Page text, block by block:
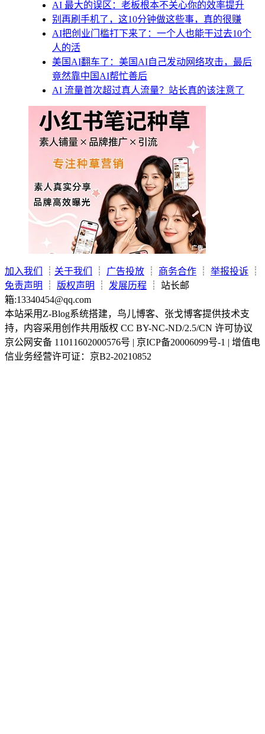
AI 最大的误区：老板根本不关心你的效率提升
别再刷手机了，这10分钟做这些事，真的很赚
AI把创业门槛打下来了：一个人也能干过去10个
人的活
美国AI翻车了：美国AI自己发动网络攻击，最后
竟然靠中国AI帮忙善后
AI 流量首次超过真人流量？站长真的该注意了
加入我们 ┊ 关于我们 ┊ 广告投放 ┊ 商务合作 ┊ 举报投诉 ┊
免责声明
┊ 版权声明 ┊ 发展历程 ┊ 站长邮
箱:13340454@qq.com
本站采用Z-Blog系统搭建，鸟儿博客、张戈博客提供技术支
持，内容采用创作共用版权 CC BY-NC-ND/2.5/CN 许可协议
京公网安备 11011602000576号 | 京ICP备20006099号-1 | 增值电
信业务经营许可证：京B2-20210852